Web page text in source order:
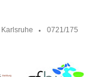
0721/175